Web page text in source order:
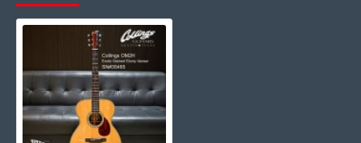
Neck Profile: Modified V neck profile
Lower Bout Width: 15"
Case: Hardshell Case Included 原廠高階鐵製銘牌硬盒